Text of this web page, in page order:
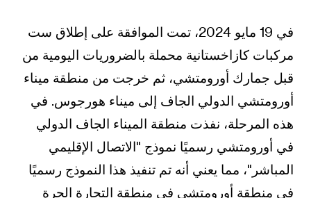
في 19 مايو 2024، تمت الموافقة على إطلاق ست
مركبات كازاخستانية محملة بالضروريات اليومية من
قبل جمارك أورومتشي، ثم خرجت من منطقة ميناء
أورومتشي الدولي الجاف إلى ميناء هورجوس. في
هذه المرحلة، نفذت منطقة الميناء الجاف الدولي
في أورومتشي رسميًا نموذج "الاتصال الإقليمي
المباشر"، مما يعني أنه تم تنفيذ هذا النموذج رسميًا
في منطقة أورومتشي في منطقة التجارة الحرة